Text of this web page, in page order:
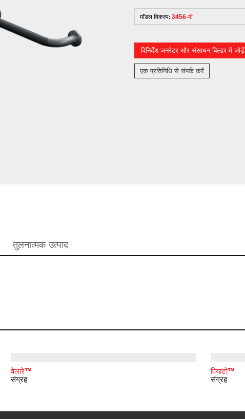
मॉडल विकल्प:3456-पी
विनिर्देश जनरेटर और संसाधन बिल्डर में जोड़ें
एक प्रतिनिधि से संपर्क करें
तुलनात्मक उत्पाद
वेलारे™
संग्रह
पियाटो™
संग्रह